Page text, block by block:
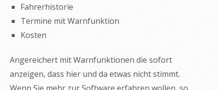
Fahrerhistorie
Termine mit Warnfunktion
Kosten
Angereichert mit Warnfunktionen die sofort
anzeigen, dass hier und da etwas nicht stimmt.